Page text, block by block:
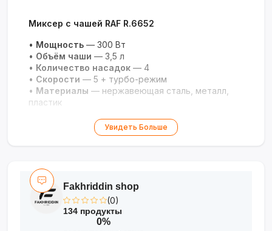
Миксер с чашей RAF R.6652
• Мощность — 300 Вт
• Объём чаши — 3,5 л
• Количество насадок — 4
• Скорости — 5 + турбо-режим
• Материалы — нержавеющая сталь, металл,
пластик
Увидеть Больше
Fakhriddin shop
(0)
134 продукты
0%